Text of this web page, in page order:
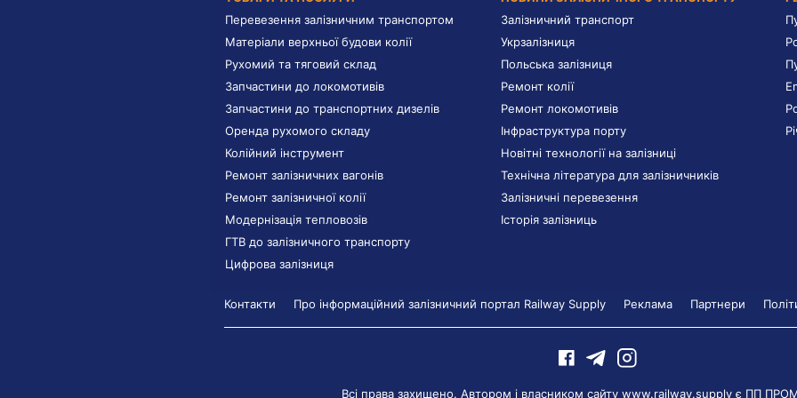
Перевезення залізничним транспортом
Матеріали верхньої будови колії
Рухомий та тяговий склад
Запчастини до локомотивів
Запчастини до транспортних дизелів
Оренда рухомого складу
Колійний інструмент
Ремонт залізничних вагонів
Ремонт залізничної колії
Модернізація тепловозів
ГТВ до залізничного транспорту
Цифрова залізниця
Залізничний транспорт
Укрзалізниця
Польська залізниця
Ремонт колії
Ремонт локомотивів
Інфраструктура порту
Новітні технології на залізниці
Технічна література для залізничників
Залізничні перевезення
Історія залізниць
Контакти Про інформаційний залізничний портал Railway Supply Реклама Партнери
Всі права захищено. Автором і власником сайту www.railway.supply є ПП